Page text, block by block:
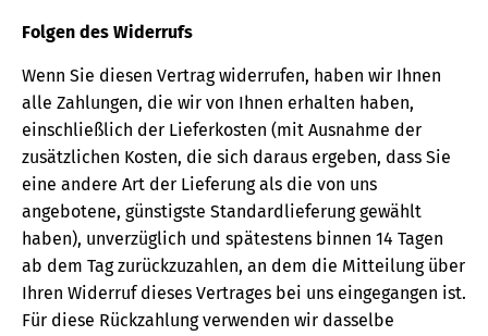
Folgen des Widerrufs
Wenn Sie diesen Vertrag widerrufen, haben wir Ihnen
alle Zahlungen, die wir von Ihnen erhalten haben,
einschließlich der Lieferkosten (mit Ausnahme der
zusätzlichen Kosten, die sich daraus ergeben, dass Sie
eine andere Art der Lieferung als die von uns
angebotene, günstigste Standardlieferung gewählt
haben), unverzüglich und spätestens binnen 14 Tagen
ab dem Tag zurückzuzahlen, an dem die Mitteilung über
Ihren Widerruf dieses Vertrages bei uns eingegangen ist.
Für diese Rückzahlung verwenden wir dasselbe